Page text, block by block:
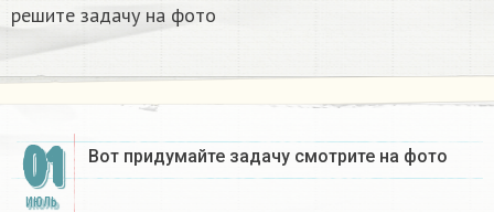
решите задачу на фото​
01
ИЮЛЬ
Вот придумайте задачу смотрите на фото